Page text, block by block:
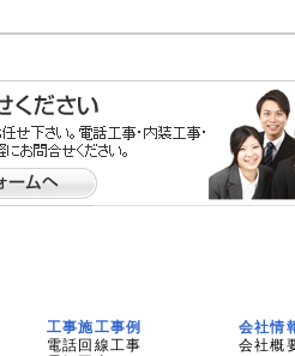
工事施工事例
電話回線工事
会社情
会社概